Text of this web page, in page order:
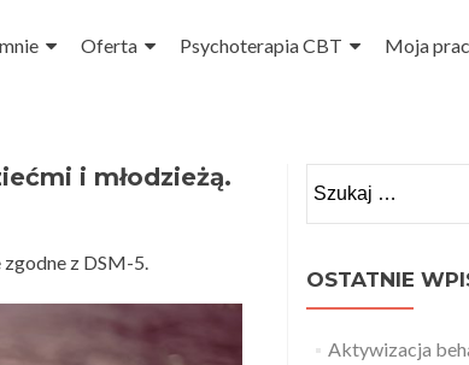
Oferta Psychoterapia CBT Moja
i młodzieżą.
z DSM-5.
OSTATNIE
Aktywizacja